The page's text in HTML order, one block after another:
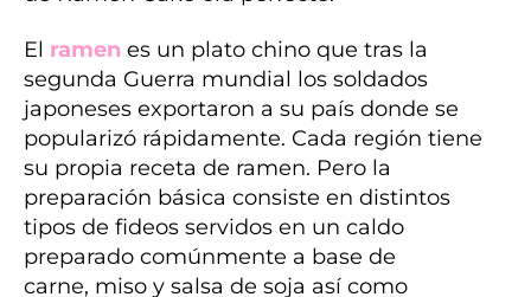
El ramen es un plato chino que tras la
segunda Guerra mundial los soldados
japoneses exportaron a su país donde se
popularizó rápidamente. Cada región tiene
su propia receta de ramen. Pero la
preparación básica consiste en distintos
tipos de fideos servidos en un caldo
preparado comúnmente a base de
carne, miso y salsa de soja así como